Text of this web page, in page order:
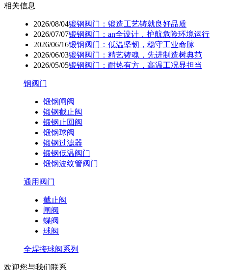
相关信息
2026/08/04锻钢阀门：锻造工艺铸就良好品质
2026/07/07锻钢阀门：an全设计，护航危险环境运行
2026/06/16锻钢阀门：低温坚韧，稳守工业命脉
2026/06/03锻钢阀门：精艺铸魂，先进制造树典范
2026/05/05锻钢阀门：耐热有方，高温工况显担当
钢阀门
锻钢闸阀
锻钢截止阀
锻钢止回阀
锻钢球阀
锻钢过滤器
锻钢低温阀门
锻钢波纹管阀门
通用阀门
截止阀
闸阀
蝶阀
球阀
全焊接球阀系列
欢迎您与我们联系